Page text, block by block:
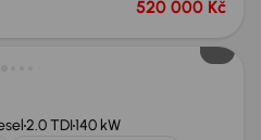
520 000 Kč
2.0 TDI140 kW